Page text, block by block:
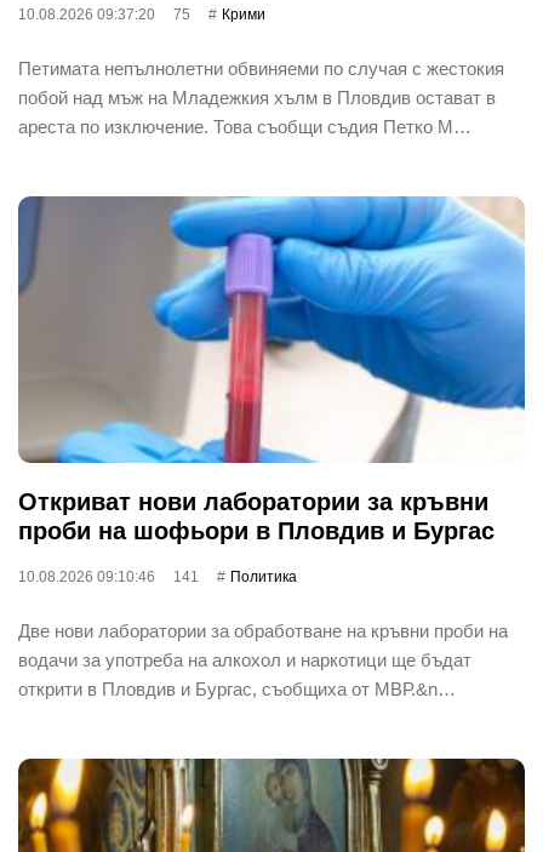
10.08.2026 09:37:20 75 Крими
Петимата непълнолетни обвиняеми по случая с жестокия
побой над мъж на Младежкия хълм в Пловдив остават в
ареста по изключение. Това съобщи съдия Петко М…
Откриват нови лаборатории за кръвни
проби на шофьори в Пловдив и Бургас
10.08.2026 09:10:46 141 Политика
Две нови лаборатории за обработване на кръвни проби на
водачи за употреба на алкохол и наркотици ще бъдат
открити в Пловдив и Бургас, съобщиха от МВР.&n…